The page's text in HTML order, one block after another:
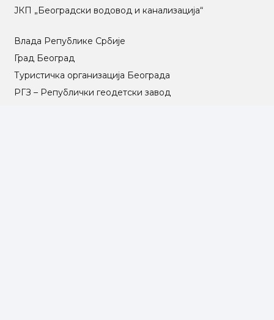
ЈКП „Београдски водовод и канализација“
Влада Републике Србије
Град Београд
Туристичка организација Београда
РГЗ – Републички геодетски завод